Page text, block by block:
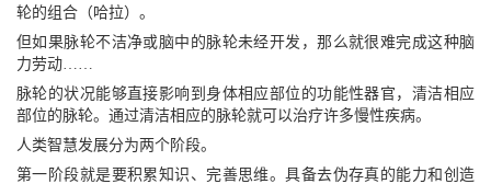
轮的组合（哈拉）。
但如果脉轮不洁净或脑中的脉轮未经开发，那么就很难完成这种脑
力劳动……
脉轮的状况能够直接影响到身体相应部位的功能性器官，清洁相应
部位的脉轮。通过清洁相应的脉轮就可以治疗许多慢性疾病。
人类智慧发展分为两个阶段。
第一阶段就是要积累知识、完善思维。具备去伪存真的能力和创造